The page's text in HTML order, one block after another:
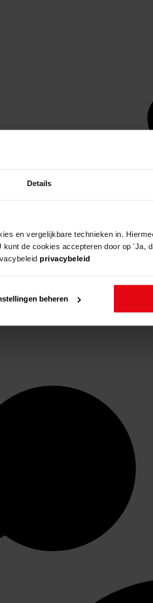
Details
en vergelijkbare technieken in.
de cookies accepteren door op 'Ja,
privacybeleid
beheren